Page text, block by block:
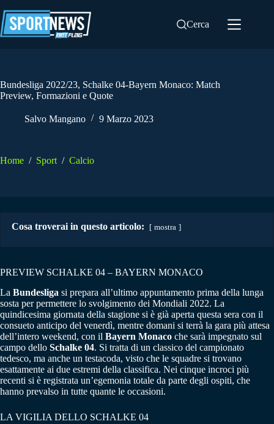
al
contenuto
Cerca
Bundesliga 2022/23, Schalke 04-Bayern Monaco: Match
Preview, Formazioni e Quote
Salvo Mangano 9 Marzo 2023
Home / Sport / Calcio
Cosa troverai in questo articolo: mostra
PREVIEW SCHALKE 04 – BAYERN MONACO
La Bundesliga si prepara all’ultimo appuntamento prima della lunga
sosta per permettere lo svolgimento dei Mondiali 2022. La
quindicesima giornata della stagione si è già aperta questa sera con il
consueto anticipo del venerdì, mentre domani si terrà la gara più attesa
dell’intero weekend, con il Bayern Monaco che sarà impegnato sul
campo dello Schalke 04. Si tratta di un classico del campionato
tedesco, ma anche un testacoda, visto che le squadre si trovano
esattamente ai due estremi della classifica. Nei cinque incroci più
recenti si è registrata un’egemonia totale da parte degli ospiti, che
hanno prevalso in tutte quante le occasioni.
LA VIGILIA DELLO SCHALKE 04